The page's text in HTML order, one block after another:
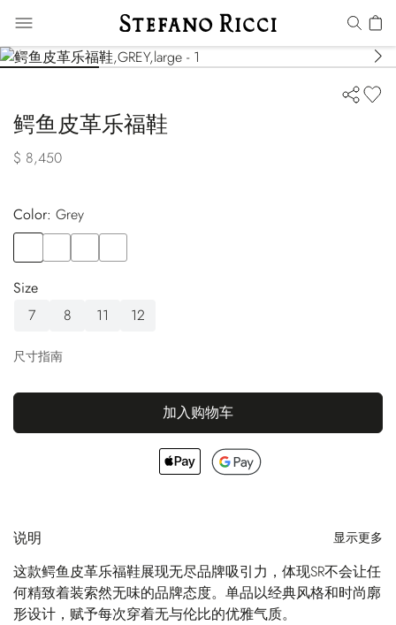
鳄鱼皮革乐福鞋
$ 8,450
Color:
grey
Size
7
8 11 12
尺寸指南
加入购物车
说明 显示更多
这款鳄鱼皮革乐福鞋展现无尽品牌吸引力，体现SR不会让任
何精致着装索然无味的品牌态度。单品以经典风格和时尚廓
形设计，赋予每次穿着无与伦比的优雅气质。